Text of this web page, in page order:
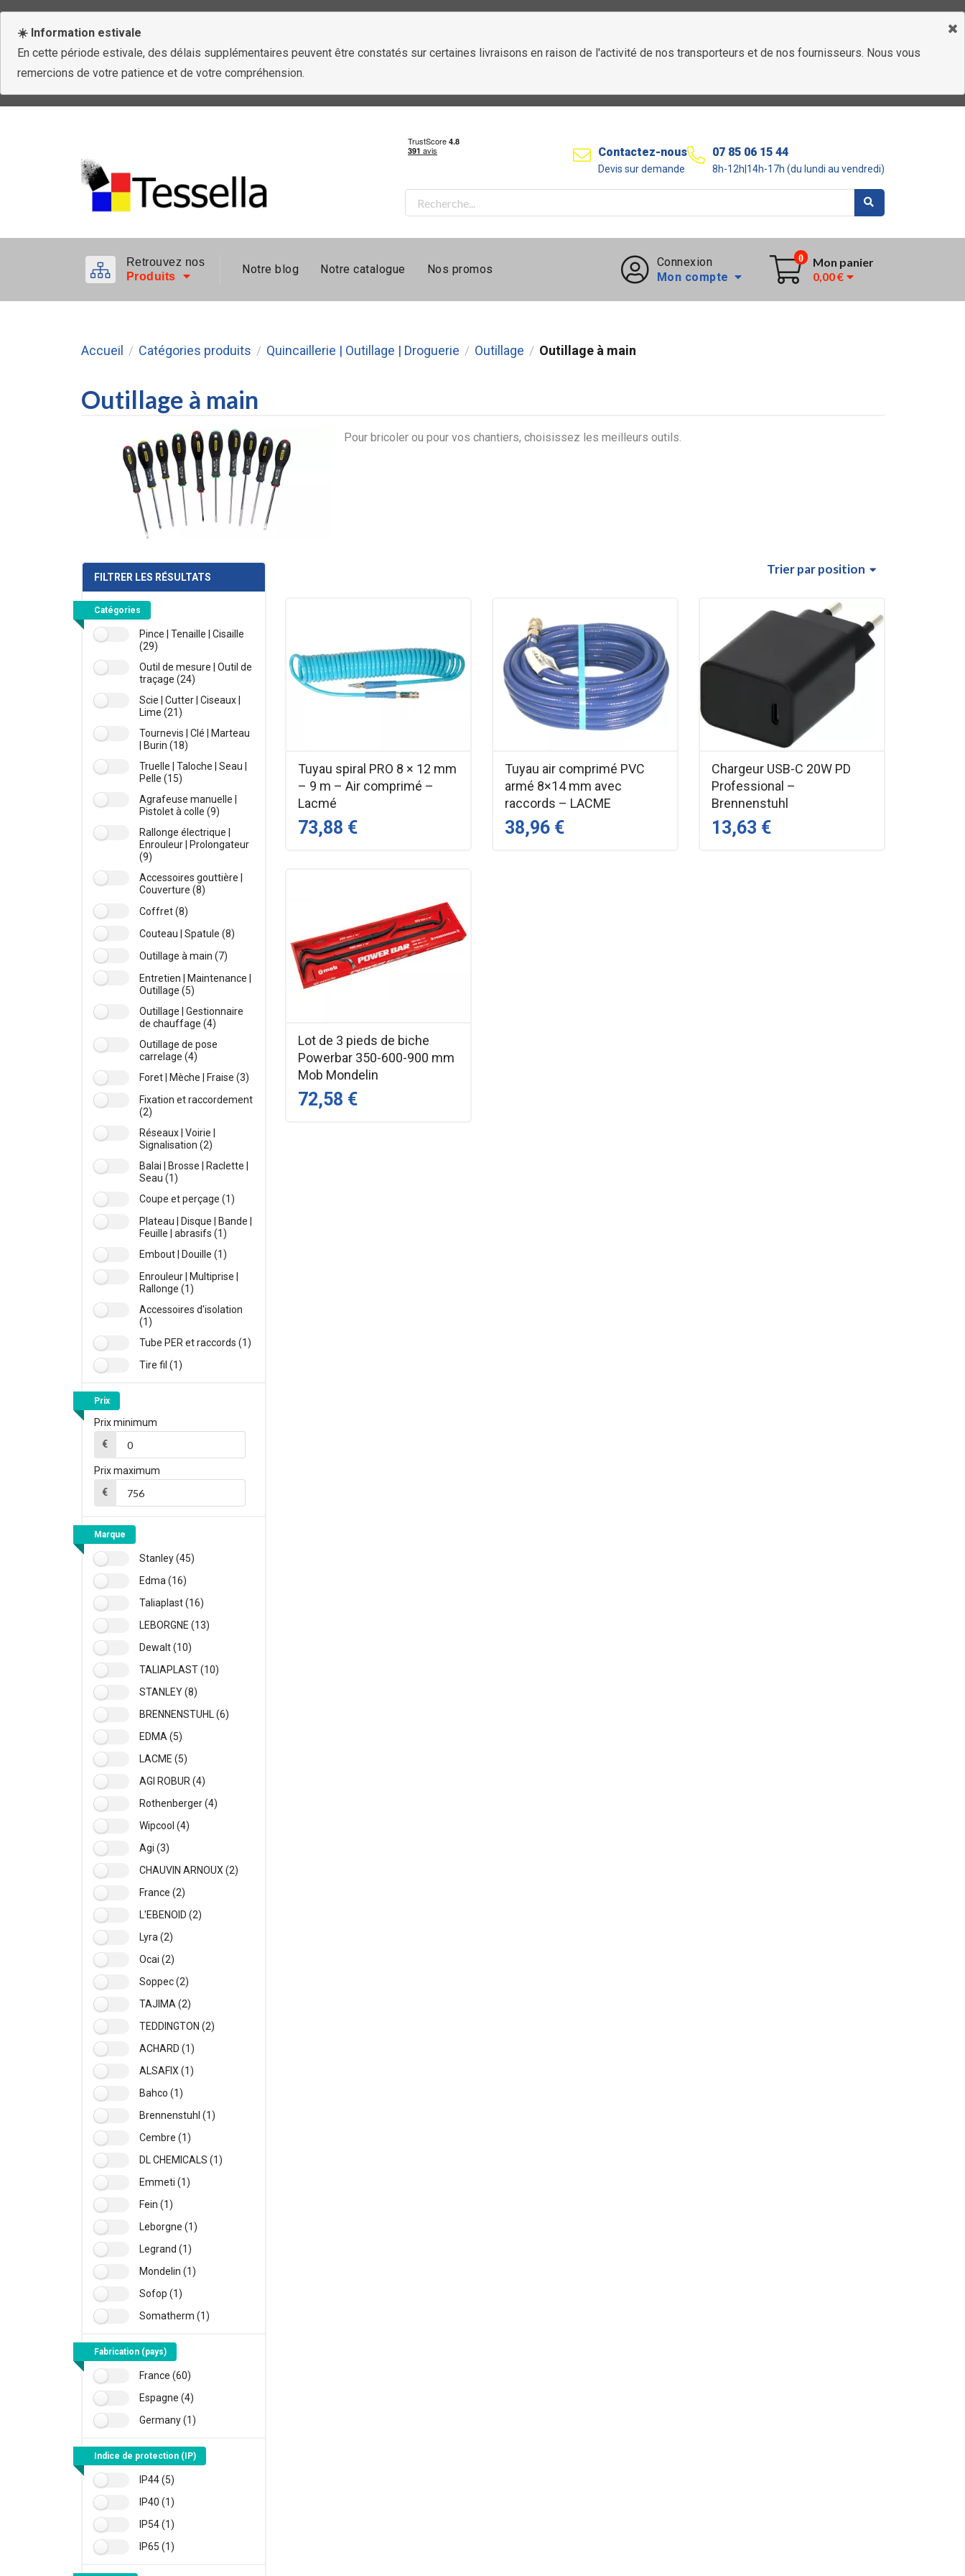
☀️ Information estivale
En cette période estivale, des délais supplémentaires peuvent être constatés sur certaines livraisons en raison de l'activité de nos transporteurs et de nos fournisseurs. Nous vous
remercions de votre patience et de votre compréhension.
Contactez-nous
Devis sur demande
07 85 06 15 44
8h-12h|14h-17h (du lundi au vendredi)
Retrouvez nos
Produits
Notre blog Notre catalogue Nos promos
Connexion
Mon compte
0
Mon panier
0,00 €
Accueil / Catégories produits / Quincaillerie | Outillage | Droguerie / Outillage / Outillage à main
Outillage à main
Pour bricoler ou pour vos chantiers, choisissez les meilleurs outils.
FILTRER LES RÉSULTATS
Catégories
Pince | Tenaille | Cisaille
(29)
Outil de mesure | Outil de
traçage (24)
Scie | Cutter | Ciseaux |
Lime (21)
Tournevis | Clé | Marteau
| Burin (18)
Truelle | Taloche | Seau |
Pelle (15)
Agrafeuse manuelle |
Pistolet à colle (9)
Rallonge électrique |
Enrouleur | Prolongateur
(9)
Accessoires gouttière |
Couverture (8)
Coffret (8)
Couteau | Spatule (8)
Outillage à main (7)
Entretien | Maintenance |
Outillage (5)
Outillage | Gestionnaire
de chauffage (4)
Outillage de pose
carrelage (4)
Foret | Mèche | Fraise (3)
Fixation et raccordement
(2)
Réseaux | Voirie |
Signalisation (2)
Balai | Brosse | Raclette |
Seau (1)
Coupe et perçage (1)
Plateau | Disque | Bande |
Feuille | abrasifs (1)
Embout | Douille (1)
Enrouleur | Multiprise |
Rallonge (1)
Accessoires d'isolation
(1)
Tube PER et raccords (1)
Tire fil (1)
Prix
Prix minimum
€
Prix maximum
€
Marque
Stanley (45)
Edma (16)
Taliaplast (16)
LEBORGNE (13)
Dewalt (10)
TALIAPLAST (10)
STANLEY (8)
BRENNENSTUHL (6)
EDMA (5)
LACME (5)
AGI ROBUR (4)
Rothenberger (4)
Wipcool (4)
Agi (3)
CHAUVIN ARNOUX (2)
France (2)
L'EBENOID (2)
Lyra (2)
Ocai (2)
Soppec (2)
TAJIMA (2)
TEDDINGTON (2)
ACHARD (1)
ALSAFIX (1)
Bahco (1)
Brennenstuhl (1)
Cembre (1)
DL CHEMICALS (1)
Emmeti (1)
Fein (1)
Leborgne (1)
Legrand (1)
Mondelin (1)
Sofop (1)
Somatherm (1)
Fabrication (pays)
France (60)
Espagne (4)
Germany (1)
Indice de protection (IP)
IP44 (5)
IP40 (1)
IP54 (1)
IP65 (1)
Trierpar position
Tuyau spiral PRO 8 × 12 mm
– 9 m – Air comprimé –
Lacmé
73,88 €
Tuyau air comprimé PVC
armé 8×14 mm avec
raccords – LACME
38,96 €
Chargeur USB-C 20W PD
Professional –
Brennenstuhl
13,63 €
Lot de 3 pieds de biche
Powerbar 350-600-900 mm
Mob Mondelin
72,58 €